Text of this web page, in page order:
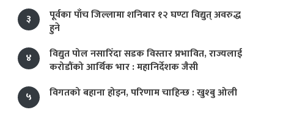
३
पूर्वका पाँच जिल्लामा शनिबार १२ घण्टा विद्युत् अवरुद्ध
हुने
४
विद्युत पोल नसारिँदा सडक विस्तार प्रभावित, राज्यलाई
करोडौंको आर्थिक भार : महानिर्देशक जैसी
५
विगतको बहाना होइन, परिणाम चाहिन्छ : खुश्बु ओली